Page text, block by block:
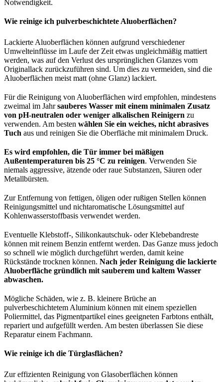
Notwendigkeit.
Wie reinige ich pulverbeschichtete Aluoberflächen?
Lackierte Aluoberflächen können aufgrund verschiedener
Umwelteinflüsse im Laufe der Zeit etwas ungleichmäßig mattiert
werden, was auf den Verlust des ursprünglichen Glanzes vom
Originallack zurückzuführen sind. Um dies zu vermeiden, sind die
Aluoberflächen meist matt (ohne Glanz) lackiert.
Für die Reinigung von Aluoberflächen wird empfohlen, mindestens
zweimal im Jahrsauberes Wasser mit einem minimalen Zusatz
von pH-neutralen oder weniger alkalischen Reinigern zu
verwenden. Am besten wählen Sie ein weiches, nicht abrasives
Tuch aus und reinigen Sie die Oberfläche mit minimalem Druck.
Es wird empfohlen, die Tür immer bei mäßigen
Außentemperaturen bis 25 °C zu reinigen. Verwenden Sie
niemals aggressive, ätzende oder raue Substanzen, Säuren oder
Metallbürsten.
Zur Entfernung von fettigen, öligen oder rußigen Stellen können
Reinigungsmittel und nichtaromatische Lösungsmittel auf
Kohlenwasserstoffbasis verwendet werden.
Eventuelle Klebstoff-, Silikonkautschuk- oder Klebebandreste
können mit reinem Benzin entfernt werden. Das Ganze muss jedoch
so schnell wie möglich durchgeführt werden, damit keine
Rückstände trocknen können. Nach jeder Reinigung die lackierte
Aluoberfläche gründlich mit sauberem und kaltem Wasser
abwaschen.
Mögliche Schäden, wie z. B. kleinere Brüche an
pulverbeschichtetem Aluminium können mit einem speziellen
Poliermittel, das Pigmentpartikel eines geeigneten Farbtons enthält,
repariert und aufgefüllt werden. Am besten überlassen Sie diese
Reparatur einem Fachmann.
Wie reinige ich die Türglasflächen?
Zur effizienten Reinigung von Glasoberflächen können